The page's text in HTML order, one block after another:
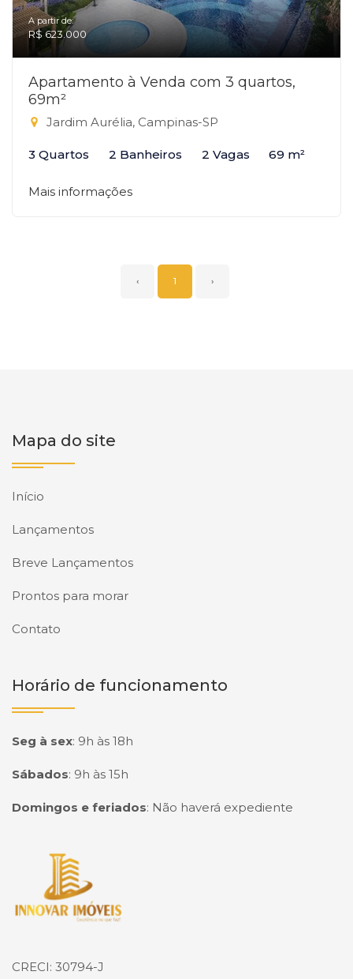
A partir de:
R$ 623.000
Apartamento à Venda com 3 quartos,
69m²
Jardim Aurélia, Campinas-SP
3 Quartos 2 Banheiros 2 Vagas 69 m²
Mais informações
‹ 1 ›
Mapa do site
Início
Lançamentos
Breve Lançamentos
Prontos para morar
Contato
Horário de funcionamento
Seg à sex: 9h às 18h
Sábados: 9h às 15h
Domingos e feriados: Não haverá expediente
Página inicial
CRECI: 30794-J